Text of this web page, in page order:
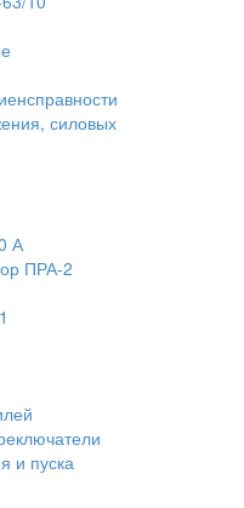
силовых
А
ПРА-2
и пуска